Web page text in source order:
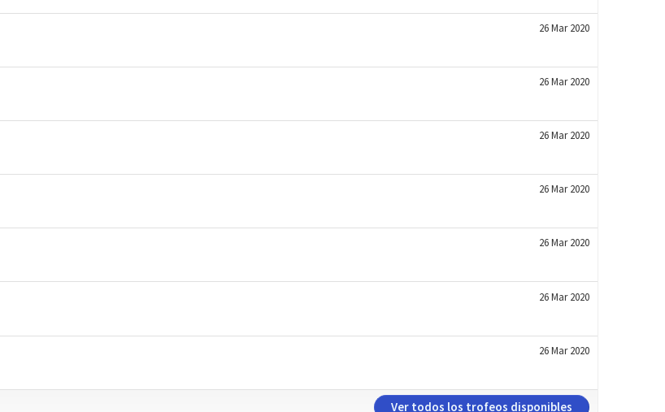
26 Mar 2020
26 Mar 2020
26 Mar 2020
26 Mar 2020
26 Mar 2020
26 Mar 2020
26 Mar 2020
Ver todos los trofeos disponibles